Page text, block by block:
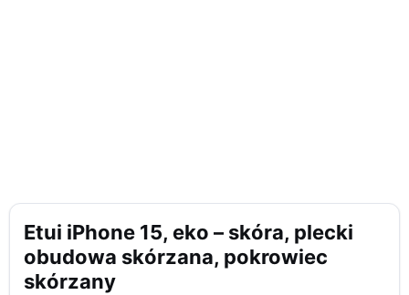
Etui iPhone 15, eko – skóra, plecki
obudowa skórzana, pokrowiec
skórzany